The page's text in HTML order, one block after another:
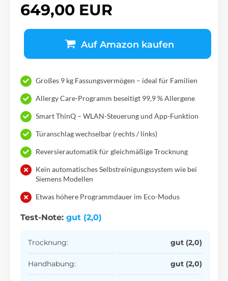
649,00 EUR
Auf Amazon kaufen
Großes 9 kg Fassungsvermögen – ideal für Familien
Allergy Care-Programm beseitigt 99,9 % Allergene
Smart ThinQ – WLAN-Steuerung und App-Funktion
Türanschlag wechselbar (rechts / links)
Reversierautomatik für gleichmäßige Trocknung
Kein automatisches Selbstreinigungssystem wie bei
Siemens Modellen
Etwas höhere Programmdauer im Eco-Modus
Test-Note: gut (2,0)
Trocknung: gut (2,0)
Handhabung: gut (2,0)